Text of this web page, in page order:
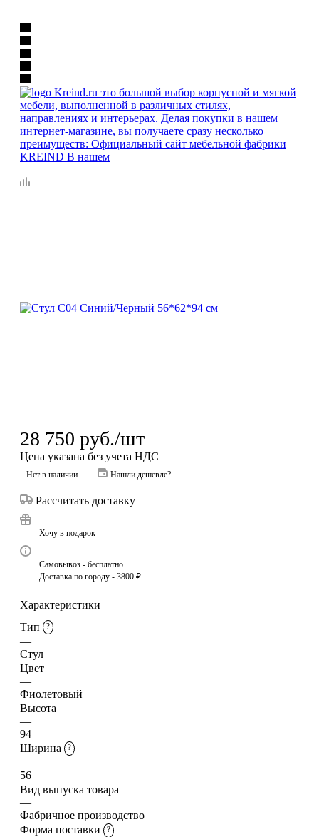
28 750 руб./шт
Цена указана без учета НДС
Нет в наличии Нашли дешевле?
Рассчитать доставку
Хочу в подарок
Самовывоз - бесплатно
Доставка по городу - 3800 ₽
Характеристики
Тип
?
—
Стул
Цвет
—
Фиолетовый
Высота
—
94
Ширина
?
—
56
Вид выпуска товара
—
Фабричное производство
Форма поставки
?